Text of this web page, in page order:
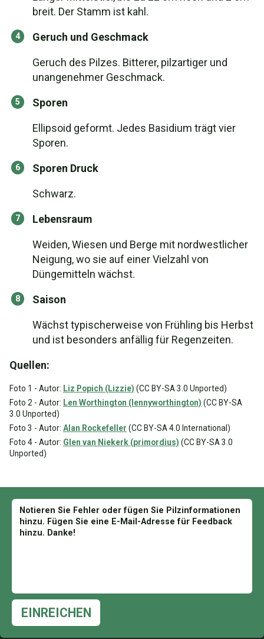
breit. Der Stamm ist kahl.
Geruch und Geschmack
Geruch des Pilzes. Bitterer, pilzartiger und
unangenehmer Geschmack.
Sporen
Ellipsoid geformt. Jedes Basidium trägt vier
Sporen.
Sporen Druck
Schwarz.
Lebensraum
Weiden, Wiesen und Berge mit nordwestlicher
Neigung, wo sie auf einer Vielzahl von
Düngemitteln wächst.
Saison
Wächst typischerweise von Frühling bis Herbst
und ist besonders anfällig für Regenzeiten.
Quellen:
Foto 1 - Autor: Liz Popich (Lizzie) (CC BY-SA 3.0 Unported)
Foto 2 - Autor: Len Worthington (lennyworthington) (CC BY-SA
3.0 Unported)
Foto 3 - Autor: Alan Rockefeller (CC BY-SA 4.0 International)
Foto 4 - Autor: Glen van Niekerk (primordius) (CC BY-SA 3.0
Unported)
EINREICHEN